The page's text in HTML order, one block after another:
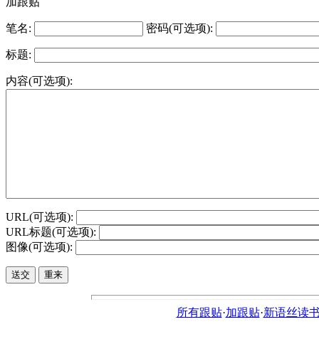
笔名: 密码(可选项):
标题:
内容(可选项):
URL(可选项):
URL标题(可选项):
图像(可选项):
所有跟贴·加跟贴·新语丝读